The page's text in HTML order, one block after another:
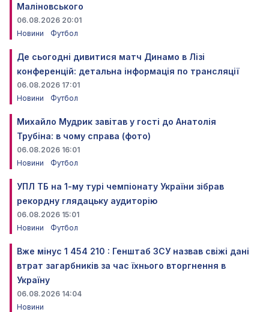
Маліновського
06.08.2026 20:01
Новини
Футбол
Де сьогодні дивитися матч Динамо в Лізі
конференцій: детальна інформація по трансляції
06.08.2026 17:01
Новини
Футбол
Михайло Мудрик завітав у гості до Анатолія
Трубіна: в чому справа (фото)
06.08.2026 16:01
Новини
Футбол
УПЛ ТБ на 1-му турі чемпіонату України зібрав
рекордну глядацьку аудиторію
06.08.2026 15:01
Новини
Футбол
Вже мінус 1 454 210 : Генштаб ЗСУ назвав свіжі дані
втрат загарбників за час їхнього вторгнення в
Україну
06.08.2026 14:04
Новини